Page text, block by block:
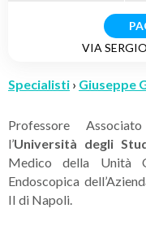
VIA
Specialisti › Giuseppe
Professore
l’Università degli
Medico della Unità
Endoscopica
II di Napoli.